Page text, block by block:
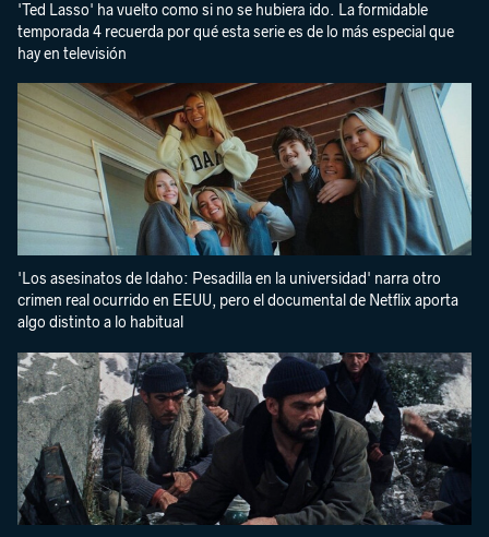
'Ted Lasso' ha vuelto como si no se hubiera ido. La formidable
temporada 4 recuerda por qué esta serie es de lo más especial que
hay en televisión
'Los asesinatos de Idaho: Pesadilla en la universidad' narra otro
crimen real ocurrido en EEUU, pero el documental de Netflix aporta
algo distinto a lo habitual